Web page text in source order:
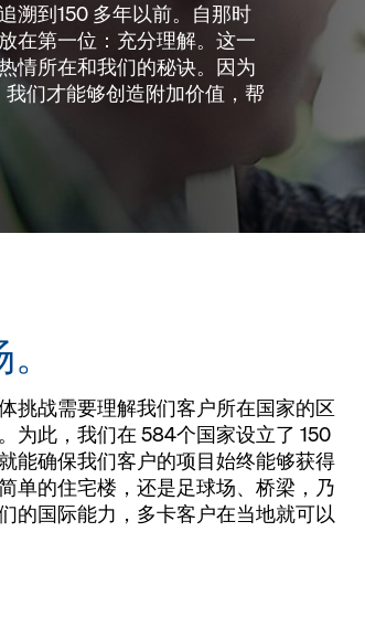
溯到150 多年以前。自那时
在第一位：充分理解。这一
情所在和我们的秘诀。因为
们才能够创造附加价值，帮
挑战需要理解我们客户所在国家的区
为此，我们在 584个国家设立了 150
能确保我们客户的项目始终能够获得
单的住宅楼，还是足球场、桥梁，乃
的国际能力，多卡客户在当地就可以